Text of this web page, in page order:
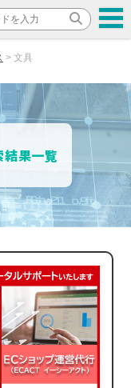
文具
結果一覧